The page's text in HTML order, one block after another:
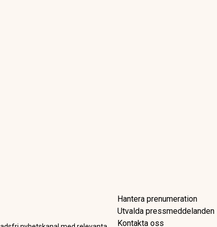
elva svenska butiker: